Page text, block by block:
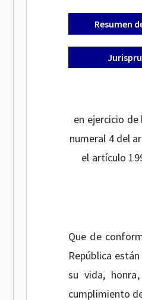
Resumen
en ejercicio
numeral 4 del
el artículo
Que de
República
su vida,
cumplimiento